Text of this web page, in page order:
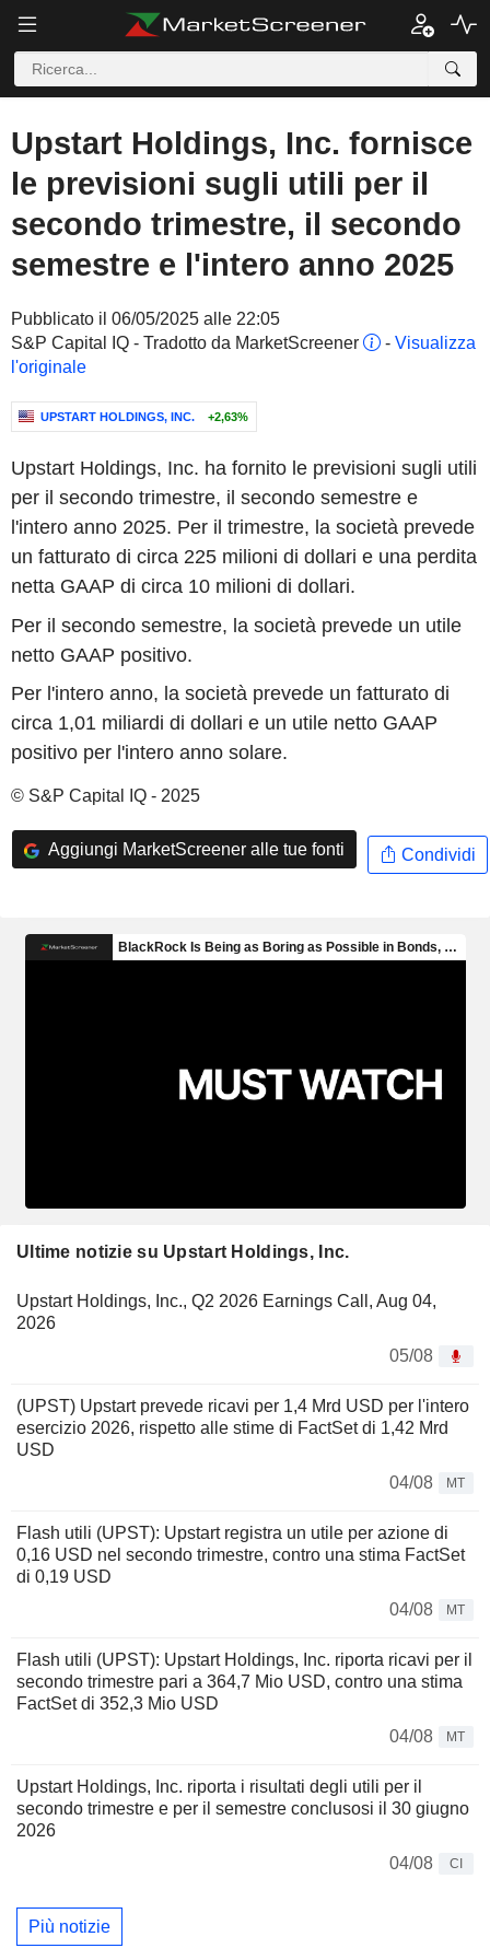
Upstart Holdings, Inc. fornisce
le previsioni sugli utili per il
secondo trimestre, il secondo
semestre e l'intero anno 2025
Pubblicato il 06/05/2025 alle 22:05
S&P Capital IQ - Tradotto da MarketScreener
- Visualizza
l'originale
UPSTART HOLDINGS, INC. +2,63%
Upstart Holdings, Inc. ha fornito le previsioni sugli utili
per il secondo trimestre, il secondo semestre e
l'intero anno 2025. Per il trimestre, la società prevede
un fatturato di circa 225 milioni di dollari e una perdita
netta GAAP di circa 10 milioni di dollari.
Per il secondo semestre, la società prevede un utile
netto GAAP positivo.
Per l'intero anno, la società prevede un fatturato di
circa 1,01 miliardi di dollari e un utile netto GAAP
positivo per l'intero anno solare.
© S&P Capital IQ - 2025
Aggiungi MarketScreener alle tue fonti Condividi
Ultime notizie su Upstart Holdings, Inc.
Upstart Holdings, Inc., Q2 2026 Earnings Call, Aug 04,
2026
05/08
(UPST) Upstart prevede ricavi per 1,4 Mrd USD per l'intero
esercizio 2026, rispetto alle stime di FactSet di 1,42 Mrd
USD
04/08
MT
Flash utili (UPST): Upstart registra un utile per azione di
0,16 USD nel secondo trimestre, contro una stima FactSet
di 0,19 USD
04/08
MT
Flash utili (UPST): Upstart Holdings, Inc. riporta ricavi per il
secondo trimestre pari a 364,7 Mio USD, contro una stima
FactSet di 352,3 Mio USD
04/08
MT
Upstart Holdings, Inc. riporta i risultati degli utili per il
secondo trimestre e per il semestre conclusosi il 30 giugno
2026
04/08
CI
Più notizie